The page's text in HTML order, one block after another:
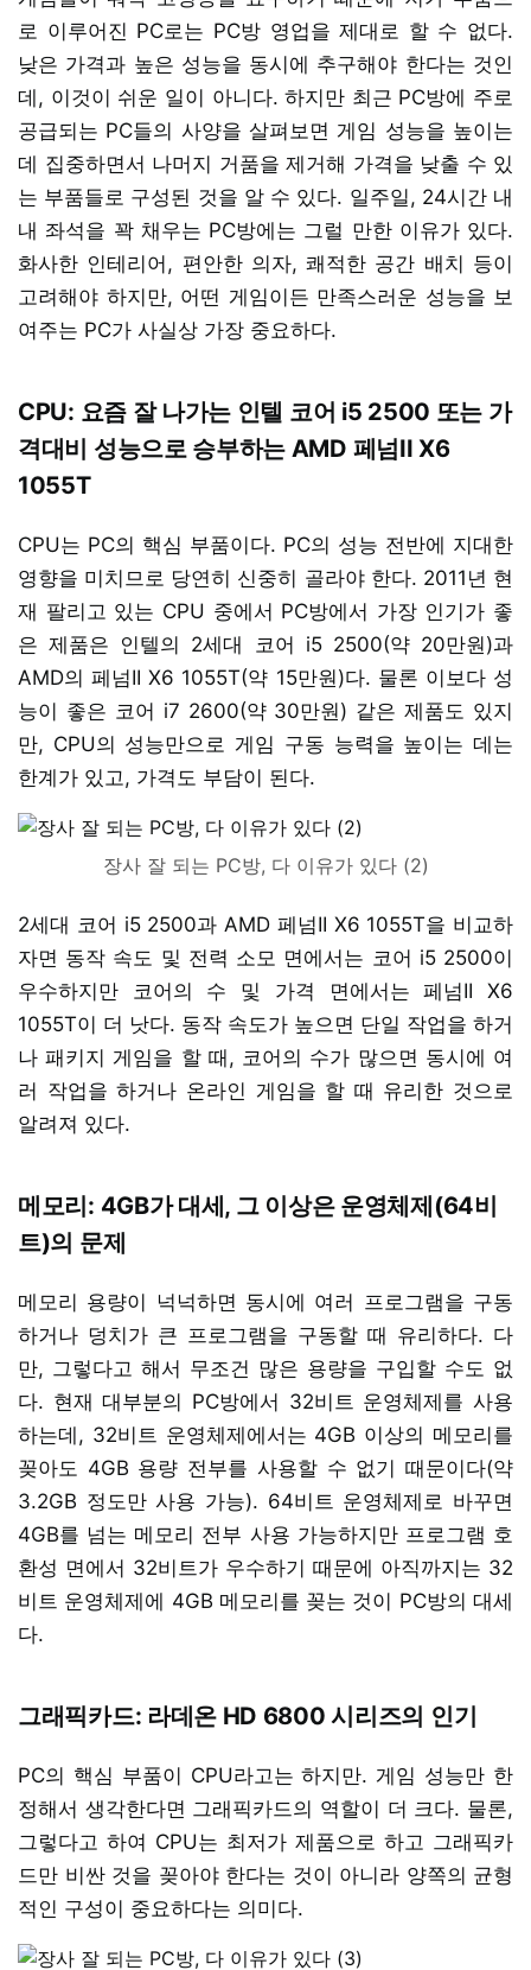
로 이루어진 PC로는 PC방 영업을 제대로 할 수 없다.
낮은 가격과 높은 성능을 동시에 추구해야 한다는 것인
데, 이것이 쉬운 일이 아니다. 하지만 최근 PC방에 주로
공급되는 PC들의 사양을 살펴보면 게임 성능을 높이는
데 집중하면서 나머지 거품을 제거해 가격을 낮출 수 있
는 부품들로 구성된 것을 알 수 있다. 일주일, 24시간 내
내 좌석을 꽉 채우는 PC방에는 그럴 만한 이유가 있다.
화사한 인테리어, 편안한 의자, 쾌적한 공간 배치 등이
고려해야 하지만, 어떤 게임이든 만족스러운 성능을 보
여주는 PC가 사실상 가장 중요하다.
CPU: 요즘 잘 나가는 인텔 코어 i5 2500 또는 가
격대비 성능으로 승부하는 AMD 페넘II X6
1055T
CPU는 PC의 핵심 부품이다. PC의 성능 전반에 지대한
영향을 미치므로 당연히 신중히 골라야 한다. 2011년 현
재 팔리고 있는 CPU 중에서 PC방에서 가장 인기가 좋
은 제품은 인텔의 2세대 코어 i5 2500(약 20만원)과
AMD의 페넘II X6 1055T(약 15만원)다. 물론 이보다 성
능이 좋은 코어 i7 2600(약 30만원) 같은 제품도 있지
만, CPU의 성능만으로 게임 구동 능력을 높이는 데는
한계가 있고, 가격도 부담이 된다.
장사 잘 되는 PC방, 다 이유가 있다 (2)
2세대 코어 i5 2500과 AMD 페넘II X6 1055T을 비교하
자면 동작 속도 및 전력 소모 면에서는 코어 i5 2500이
우수하지만 코어의 수 및 가격 면에서는 페넘II X6
1055T이 더 낫다. 동작 속도가 높으면 단일 작업을 하거
나 패키지 게임을 할 때, 코어의 수가 많으면 동시에 여
러 작업을 하거나 온라인 게임을 할 때 유리한 것으로
알려져 있다.
메모리: 4GB가 대세, 그 이상은 운영체제(64비
트)의 문제
메모리 용량이 넉넉하면 동시에 여러 프로그램을 구동
하거나 덩치가 큰 프로그램을 구동할 때 유리하다. 다
만, 그렇다고 해서 무조건 많은 용량을 구입할 수도 없
다. 현재 대부분의 PC방에서 32비트 운영체제를 사용
하는데, 32비트 운영체제에서는 4GB 이상의 메모리를
꽂아도 4GB 용량 전부를 사용할 수 없기 때문이다(약
3.2GB 정도만 사용 가능). 64비트 운영체제로 바꾸면
4GB를 넘는 메모리 전부 사용 가능하지만 프로그램 호
환성 면에서 32비트가 우수하기 때문에 아직까지는 32
비트 운영체제에 4GB 메모리를 꽂는 것이 PC방의 대세
다.
그래픽카드: 라데온 HD 6800 시리즈의 인기
PC의 핵심 부품이 CPU라고는 하지만. 게임 성능만 한
정해서 생각한다면 그래픽카드의 역할이 더 크다. 물론,
그렇다고 하여 CPU는 최저가 제품으로 하고 그래픽카
드만 비싼 것을 꽂아야 한다는 것이 아니라 양쪽의 균형
적인 구성이 중요하다는 의미다.